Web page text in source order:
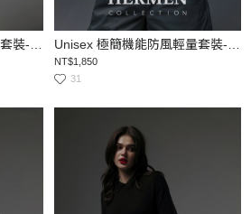
NT$1,850
31